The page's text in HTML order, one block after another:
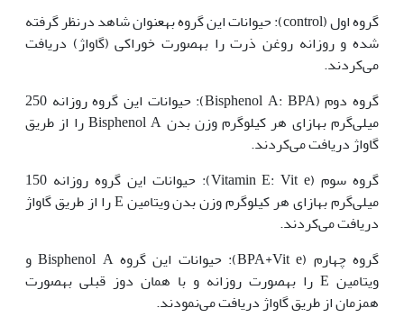
گروه اول (control): حیوانات این گروه به‏عنوان شاهد در‌نظر گرفته
شده و روزانه روغن ذرت را به‏صورت خوراکی (گاواژ) دریافت
می‌کردند.
گروه دوم (Bisphenol A: BPA): حیوانات این گروه روزانه 250
میلی‌گرم به‏ازای هر کیلوگرم وزن بدن Bisphenol A را از طریق
گاواژ دریافت می‌کردند.
گروه سوم (Vitamin E: Vit e): حیوانات این گروه روزانه 150
میلی‌گرم به‏ازای هر کیلوگرم وزن بدن ویتامین E را از طریق گاواژ
دریافت می‌کردند.
گروه چهارم (BPA+Vit e): حیوانات این گروه Bisphenol A و
ویتامین E را به‏صورت روزانه و با همان دوز قبلی به‏صورت
هم‏زمان از طریق گاواژ دریافت می‌نمودند.